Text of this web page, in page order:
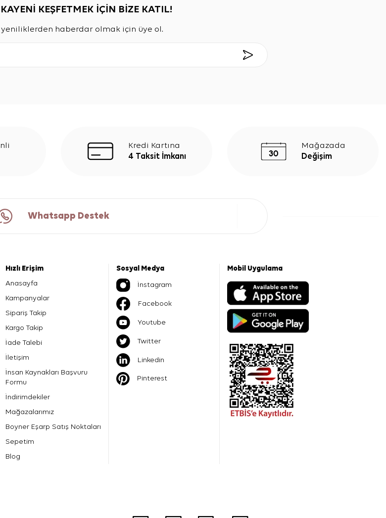
KEŞFETMEK İÇİN BİZE KATIL!
haberdar olmak için üye ol.
Kredi Kartına
4 Taksit İmkanı
Mağazada
Değişim
Whatsapp Destek
Hızlı Erişim
Anasayfa
Kampanyalar
Sipariş Takip
Kargo Takip
İade Talebi
İletişim
İnsan Kaynakları Başvuru
Formu
İndirimdekiler
Mağazalarımız
Boyner Eşarp Satış Noktaları
Sepetim
Blog
Sosyal Medya
İnstagram
Facebook
Youtube
Twitter
Linkedin
Pinterest
Mobil Uygulama